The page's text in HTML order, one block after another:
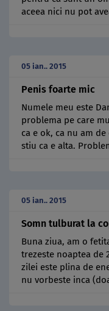
aceea nici nu pot
05 ian.. 2015
Penis foarte mic
Numele meu este
problema pe care
ca e ok, ca nu am
stiu ca e alta.
05 ian.. 2015
Somn tulburat la
Buna ziua, am o
trezeste noaptea de
zilei este plina de
nu vorbeste inca